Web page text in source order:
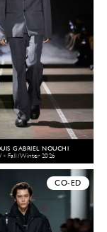
GABRIEL NOUCHI
- Fall/Winter 2026
CO-ED